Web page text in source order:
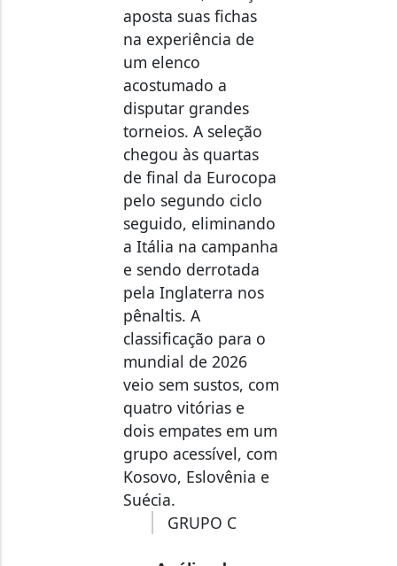
na experiência de
um elenco
acostumado a
disputar grandes
torneios. A seleção
chegou às quartas
de final da Eurocopa
pelo segundo ciclo
seguido, eliminando
a Itália na campanha
e sendo derrotada
pela Inglaterra nos
pênaltis. A
classificação para o
mundial de 2026
veio sem sustos, com
quatro vitórias e
dois empates em um
grupo acessível, com
Kosovo, Eslovênia e
Suécia.
GRUPO C